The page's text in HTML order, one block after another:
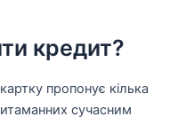
кредит?
пропонує кілька
сучасним